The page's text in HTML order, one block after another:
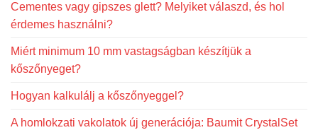
Cementes vagy gipszes glett? Melyiket válaszd, és hol
érdemes használni?
Miért minimum 10 mm vastagságban készítjük a
kőszőnyeget?
Hogyan kalkulálj a kőszőnyeggel?
A homlokzati vakolatok új generációja: Baumit CrystalSet